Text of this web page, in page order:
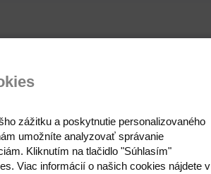
zážitku a poskytnutie personalizovaného
umožníte analyzovať správanie
Kliknutím na tlačidlo "Súhlasím"
Viac informácií o našich cookies nájdete v